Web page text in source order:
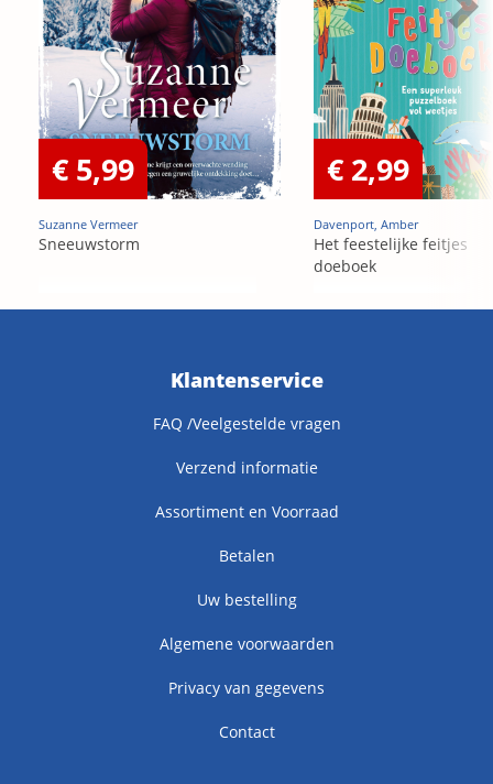
€ 5,99
Suzanne Vermeer
Sneeuwstorm
€ 2,99
Davenport, Amber
Het feestelijke feitjes
doeboek
Klantenservice
FAQ /Veelgestelde vragen
Verzend informatie
Assortiment en Voorraad
Betalen
Uw bestelling
Algemene voorwaarden
Privacy van gegevens
Contact